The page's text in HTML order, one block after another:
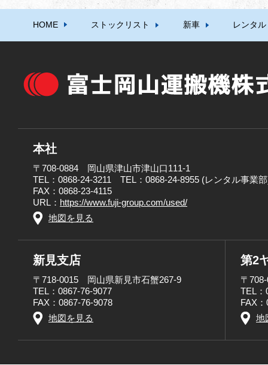
HOME ストックリスト 新車 レンタル
本社
〒708-0884 岡山県津山市津山口111-1
TEL：0868-24-3211 TEL：0868-24-8955 (レンタル事業
FAX：0868-23-4115
URL： https://www.fuji-group.com/used/
地図を見る
新見支店
〒718-0015 岡山県新見市石蟹267-9
TEL：0867-76-9077
FAX：0867-76-9078
地図を見る
第2
〒
TEL：
FAX
地